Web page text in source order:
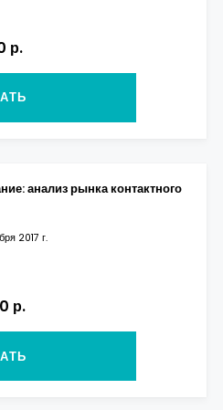
р.
анализ рынка контактного
2017 г.
р.